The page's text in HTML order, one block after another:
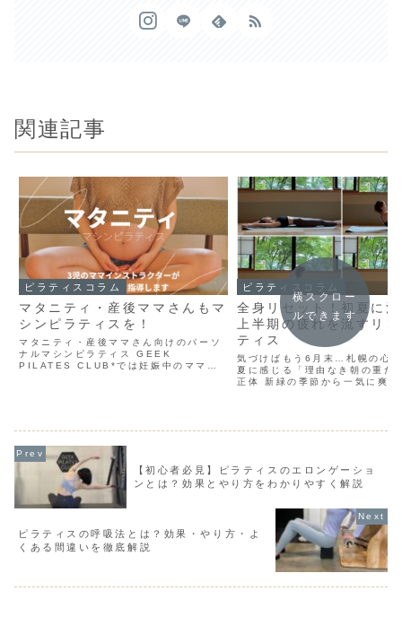
関連記事
ピラティスコラム
マタニティ・産後ママさんもマ
シンピラティスを！
マタニティ・産後ママさん向けのパーソ
ナルマシンピラティス GEEK
PILATES CLUB*では妊娠中のママさ
ピラティスコラム
全身リセット！初夏に
上半期の疲れを流すリ
ティス
気づけばもう6月末…札幌の心
夏に感じる「理由なき朝の重だ
正体 新緑の季節から一気に爽や
横スクロー
ルできます
【初心者必見】ピラティスのエロンゲーショ
ンとは？効果とやり方をわかりやすく解説
ピラティスの呼吸法とは？効果・やり方・よ
くある間違いを徹底解説